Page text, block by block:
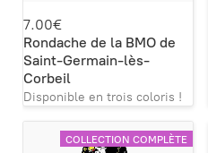
7.00€
Rondache de la BMO de
Saint-Germain-lès-
Corbeil
Disponible en trois coloris !
COLLECTION COMPLÈTE